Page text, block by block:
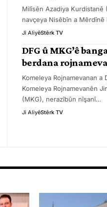
Milîsên Azadiya Kurdistanê
navçeya Nisêbîn a
Ji AliyêStêrk TV
DFG û MKG’ê
berdana
Komeleya Rojnamevanan a
Komeleya Rojnamevanên
(MKG), nerazîbûn nîşanî…
Ji AliyêStêrk TV